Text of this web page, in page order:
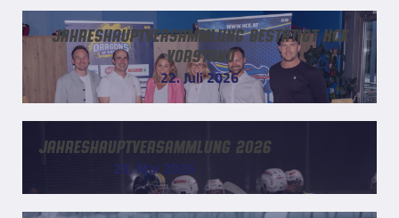
Jahreshauptversammlung bestätigt HCK
Vorstand
22. Juli 2026
Jahreshauptversammlung 2026
29. Mai 2026